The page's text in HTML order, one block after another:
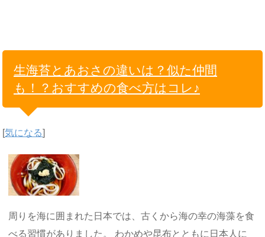
生海苔とあおさの違いは？似た仲間
も！？おすすめの食べ方はコレ♪
[気になる]
周りを海に囲まれた日本では、古くから海の幸の海藻を食
べる習慣がありました。 わかめや昆布とともに日本人に